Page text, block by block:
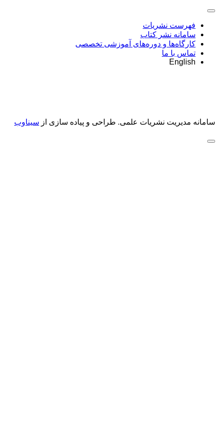
فهرست نشریات
سامانه نشر کتاب
کارگاه‌ها و دوره‌های آموزشی تخصصی
تماس با ما
English
سامانه مدیریت نشریات علمی. طراحی و پیاده سازی از سیناوب